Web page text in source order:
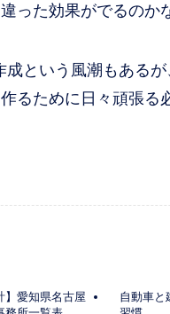
った効果がでるのか
成という風潮もある
るために日々頑張る
】愛知県名古屋
自動車と